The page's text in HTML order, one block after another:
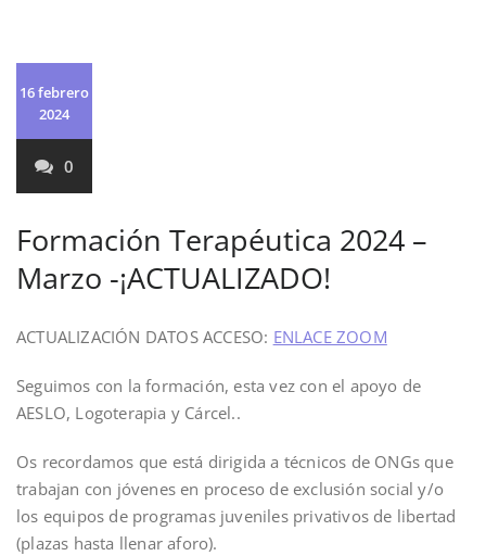
16 febrero
2024
0
Formación Terapéutica 2024 –
Marzo -¡ACTUALIZADO!
ACTUALIZACIÓN DATOS ACCESO: ENLACE ZOOM
Seguimos con la formación, esta vez con el apoyo de
AESLO, Logoterapia y Cárcel..
Os recordamos que está dirigida a técnicos de ONGs que
trabajan con jóvenes en proceso de exclusión social y/o
los equipos de programas juveniles privativos de libertad
(plazas hasta llenar aforo).